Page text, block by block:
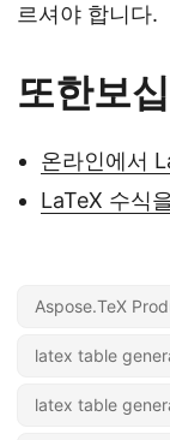
르셔야 합니다.
또한보
온라인에서
LaTeX 수식
Aspose.TeX
latex table
latex table